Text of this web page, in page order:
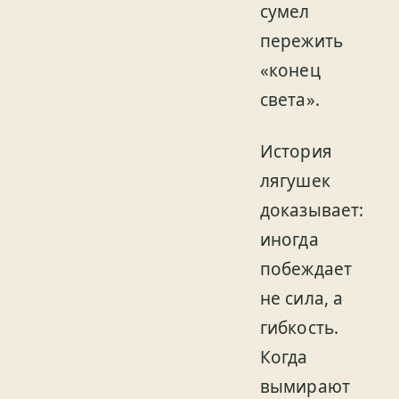
сумел
пережить
«конец
света».
История
лягушек
доказывает:
иногда
побеждает
не сила, а
гибкость.
Когда
вымирают